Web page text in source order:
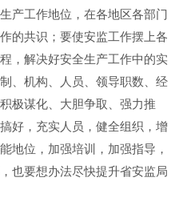
产工作地位，在各地区各部门
的共识；要使安监工作摆上各
，解决好安全生产工作中的实
、机构、人员、领导职数、经
极谋化、大胆争取、强力推
好，充实人员，健全组织，增
地位，加强培训，加强指导，
也要想办法尽快提升省安监局